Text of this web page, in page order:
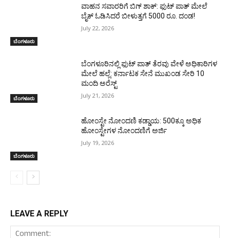
ಬೆಂಗಳೂರು
ವಾಹನ ಸವಾರರಿಗೆ ಬಿಗ್ ಶಾಕ್: ಫುಟ್ ಪಾತ್ ಮೇಲೆ
ಬೈಕ್ ಓಡಿಸಿದರೆ ಬೀಳುತ್ತಗೆ 5000 ರೂ. ದಂಡ!
July 22, 2026
ಬೆಂಗಳೂರು
ಬೆಂಗಳೂರಿನಲ್ಲಿ ಫುಟ್ ಪಾತ್ ತೆರವು ವೇಳೆ ಅಧಿಕಾರಿಗಳ
ಮೇಲೆ ಹಲ್ಲೆ: ಕರ್ನಾಟಕ ಸೇನೆ ಮುಖಂಡ ಸೇರಿ 10
ಮಂದಿ ಅರೆಸ್ಟ್
July 21, 2026
ಬೆಂಗಳೂರು
ಹೋಂಸ್ಟೇ ನೋಂದಣಿ ಕಡ್ಡಾಯ: 500ಕ್ಕೂ ಅಧಿಕ
ಹೋಂಸ್ಟೇಗಳ ನೋಂದಣಿಗೆ ಅರ್ಜಿ
July 19, 2026
LEAVE A REPLY